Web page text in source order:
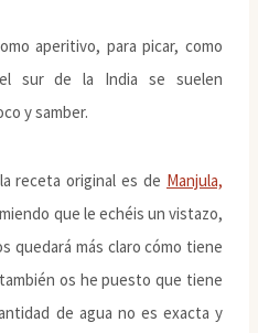
aperitivo, para picar, como
sur de la India se suelen
y samber.
receta original es de Manjula,
que le echéis un vistazo,
quedará más claro cómo tiene
os he puesto que tiene
de agua no es exacta y